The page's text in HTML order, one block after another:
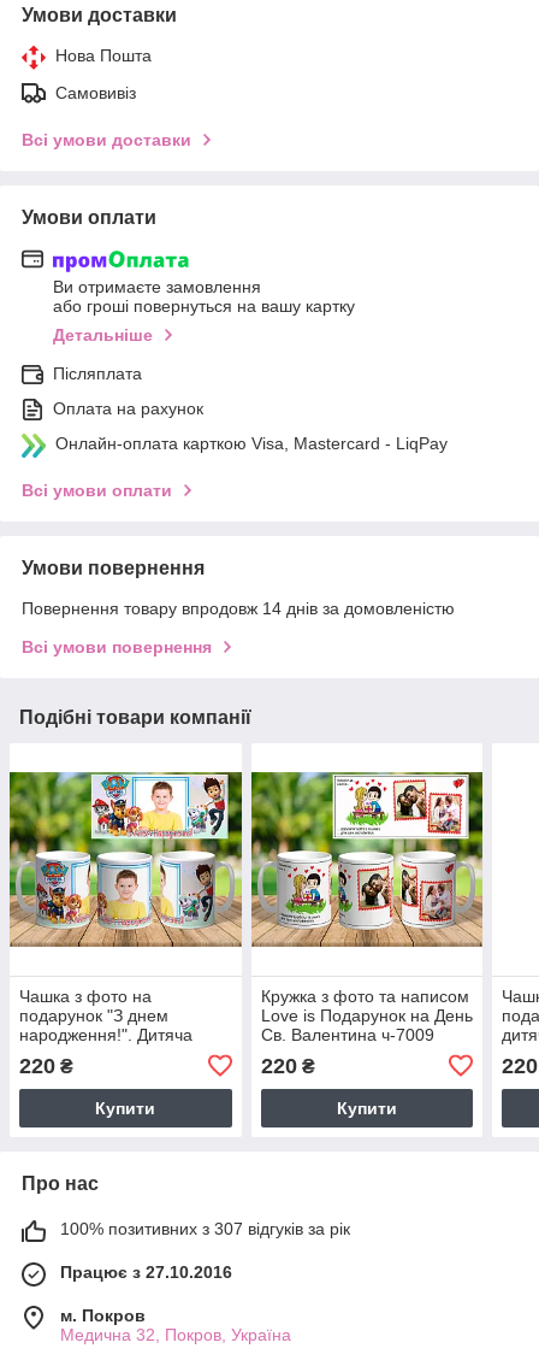
Умови доставки
Нова Пошта
Самовивіз
Всі умови доставки
Умови оплати
Ви отримаєте замовлення
або гроші повернуться на вашу картку
Детальніше
Післяплата
Оплата на рахунок
Онлайн-оплата карткою Visa, Mastercard - LiqPay
Всі умови оплати
Умови повернення
Повернення товару впродовж 14 днів за домовленістю
Всі умови повернення
Подібні товари компанії
Чашка з фото на
подарунок "З днем
народження!". Дитяча
220 ₴
Купити
Кружка з фото та написом
Love is Подарунок на День
Св. Валентина ч-7009
220₴
Купити
220
Про нас
100% позитивних з 307 відгуків за рік
Працює з 27.10.2016
м. Покров
Медична 32, Покров, Україна